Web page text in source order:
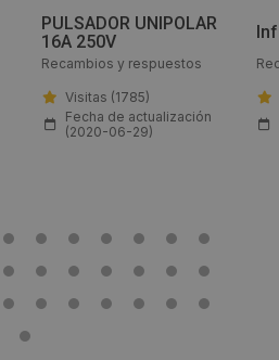
PULSADOR UNIPOLAR
16A 250V
Recambios y respuestos
Visitas (1785)
Fecha de actualización
(2020-06-29)